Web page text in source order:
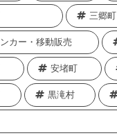
三郷町
カー・移動販売
安堵町
黒滝村